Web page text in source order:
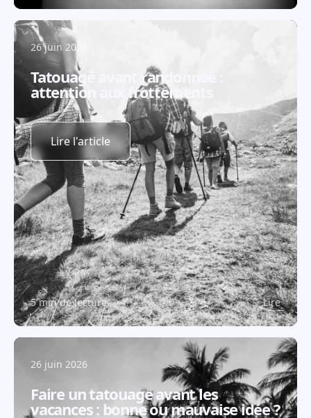
26 juin 2026
Tatouage avant randonnée :
attention aux frottements
Lire l'article
5 min de lecture Lire
26 juin 2026
Faire un tatouage avant les
vacances : bonne ou mauvaise idée ?